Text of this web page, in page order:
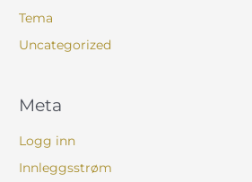
Tema
Uncategorized
Meta
Logg inn
Innleggsstrøm